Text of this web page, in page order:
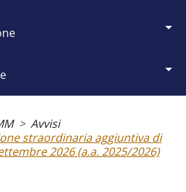
Avvisi
straordinaria aggiuntiva di
2026 (a.a. 2025/2026)